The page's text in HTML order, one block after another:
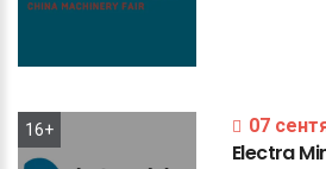
16+ 07
Electra